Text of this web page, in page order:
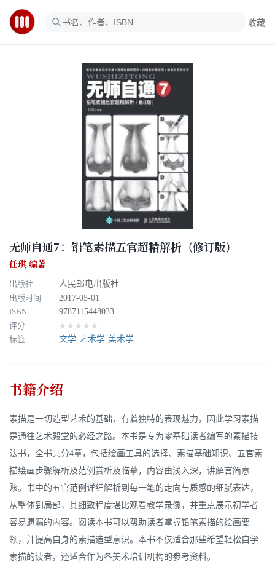
收藏
无师自通7：铅笔素描五官超精解析（修订版）
任琪 编著
出版社
人民邮电出版社
出版时间
2017-05-01
ISBN
9787115448033
评分
★★★★★
标签 文学 艺术学 美术学
书籍介绍
素描是一切造型艺术的基础，有着独特的表现魅力，因此学习素描
是通往艺术殿堂的必经之路。本书是专为零基础读者编写的素描技
法书，全书共分4章，包括绘画工具的选择、素描基础知识、五官素
描绘画步骤解析及范例赏析及临摹，内容由浅入深，讲解言简意
赅。书中的五官范例详细解析到每一笔的走向与质感的细腻表达，
从整体到局部，其细致程度堪比观看教学录像，并重点展示初学者
容易遗漏的内容。阅读本书可以帮助读者掌握铅笔素描的绘画要
领，并提高自身的素描造型意识。本书不仅适合那些希望轻松自学
素描的读者，还适合作为各美术培训机构的参考资料。